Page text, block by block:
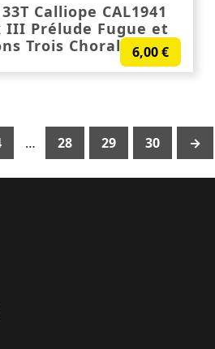
Calliope CAL1941
III Prélude Fugue et
Trois Chorals 6,00€
… 28 29 30 →